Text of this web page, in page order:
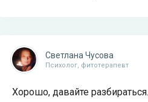
Светлана Чусова
Психолог, фитотерапевт
Хорошо, давайте разбираться.